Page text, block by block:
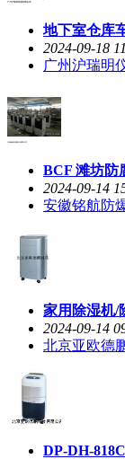
地下室仓库
2024-09-18
广州沪瑞明
BCF 滩坊防
2024-09-14
安徽铭航防
家用除湿机/
2024-09-14
北京亚欧德
DP-DH-